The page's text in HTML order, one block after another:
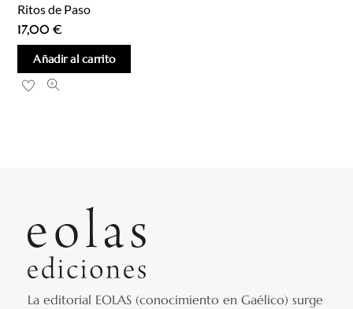
Ritos de Paso
17,00€
Añadir al carrito
La editorial EOLAS (conocimiento en Gaélico) surge